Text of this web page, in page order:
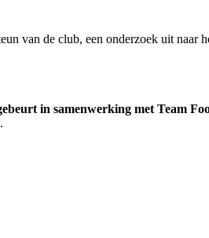
van de club, een onderzoek uit naar
in samenwerking met Team